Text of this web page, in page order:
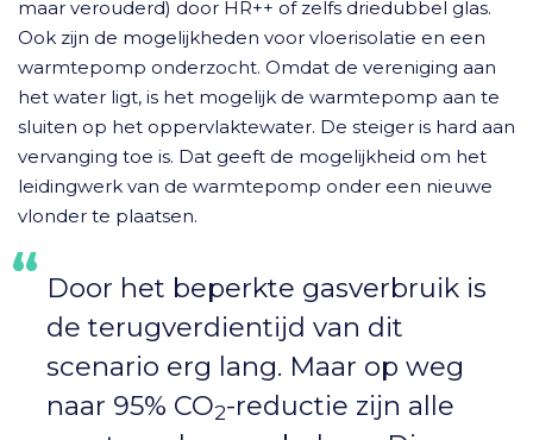
maar verouderd) door HR++ of zelfs driedubbel glas.
Ook zijn de mogelijkheden voor vloerisolatie en een
warmtepomp onderzocht. Omdat de vereniging aan
het water ligt, is het mogelijk de warmtepomp aan te
sluiten op het oppervlaktewater. De steiger is hard aan
vervanging toe is. Dat geeft de mogelijkheid om het
leidingwerk van de warmtepomp onder een nieuwe
vlonder te plaatsen.
Door het beperkte gasverbruik is
de terugverdientijd van dit
scenario erg lang. Maar op weg
naar 95% CO2-reductie zijn alle